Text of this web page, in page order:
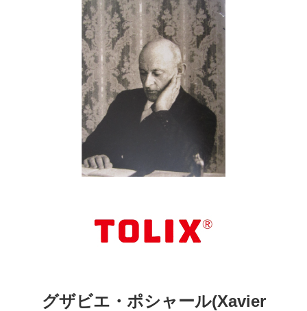
グザビエ・ポシャール(Xavier